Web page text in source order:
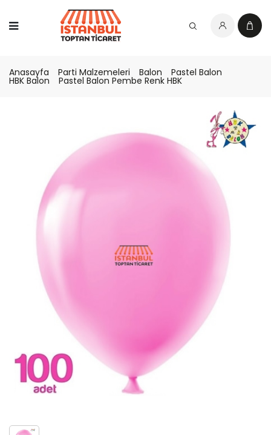
Anasayfa Parti Malzemeleri Balon Pastel Balon
HBK Balon Pastel Balon Pembe Renk HBK